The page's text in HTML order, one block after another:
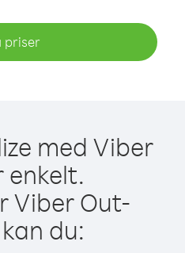
priser
med Viber
enkelt.
Viber Out-
du: